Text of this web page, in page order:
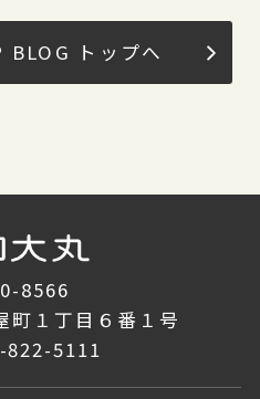
BLOG トップへ
8566
町１丁目６番１号
822-5111